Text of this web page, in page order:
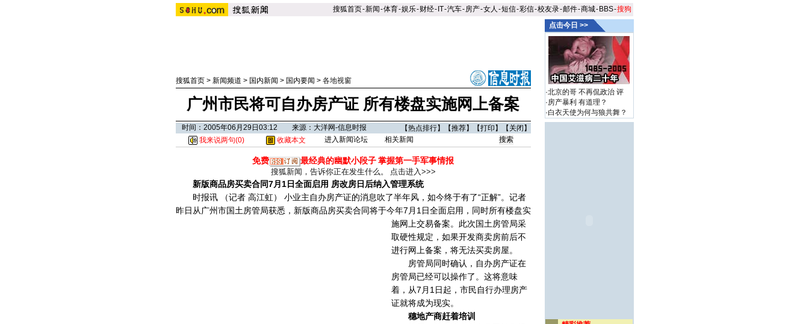
搜狐首页-新闻-体育-娱乐-财经- IT-汽车-房产-女人 -短信-彩信-校友录-邮件-商城- BBS-搜狗
搜狐首页> 新闻频道 > 国内新闻 > 国内要闻 > 各地视窗
广州市民将可自办房产证 所有楼盘实施网上备案
时间：2005年06月29日03:12 来源：大洋网-信息时报 【热点排行】【推荐】【打印 】【 关闭 】
我来说两句(0) 收藏本文 进入新闻论坛 相关新闻
免费 最经典的幽默小段子掌握第一手军事情报
搜狐新闻，告诉你正在发生什么。 点击进入>>>
新版商品房买卖合同7月1日全面启用 房改房日后纳入管理系统
时报讯 （记者 高江虹） 小业主自办房产证的消息吹了半年风，如今终于有了“正解”。记者
昨日从广州市国土房管局获悉，新版商品房买卖合同将于今年7月1日全面启用，同时所有楼盘实
施网上交易备案。 此次国土房管局采
取硬性规定，如果开发商卖房前后不
进行网上备案，将无法买卖房屋。
房管局同时确认，自办房产证在
房管局已经可以操作了。这将意味
着，从7月1日起，市民自行办理房产
证就将成为现实。
穗地产商赶着培训
点击今日 >>
·北京的哥 不再侃政治 评
·房产暴利 有道理？
·白衣天使为何与狼共舞？